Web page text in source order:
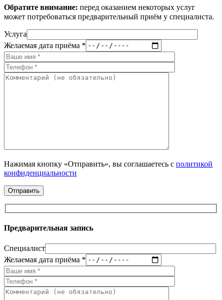
Обратите внимание: перед оказанием некоторых услуг
может потребоваться предварительный приём у специалиста.
Услуга
Желаемая дата приёма *
Нажимая кнопку «Отправить», вы соглашаетесь с политикой
конфиденциальности
Предварительная запись
Специалист
Желаемая дата приёма *